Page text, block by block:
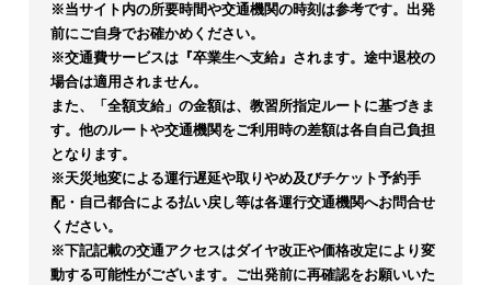
※当サイト内の所要時間や交通機関の時刻は参考です。出発
前にご自身でお確かめください。
※交通費サービスは『卒業生へ支給』されます。途中退校の
場合は適用されません。
また、「全額支給」の金額は、教習所指定ルートに基づきま
す。他のルートや交通機関をご利用時の差額は各自自己負担
となります。
※天災地変による運行遅延や取りやめ及びチケット予約手
配・自己都合による払い戻し等は各運行交通機関へお問合せ
ください。
※下記記載の交通アクセスはダイヤ改正や価格改定により変
動する可能性がございます。ご出発前に再確認をお願いいた